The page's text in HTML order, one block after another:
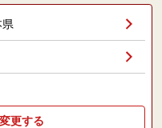
更する